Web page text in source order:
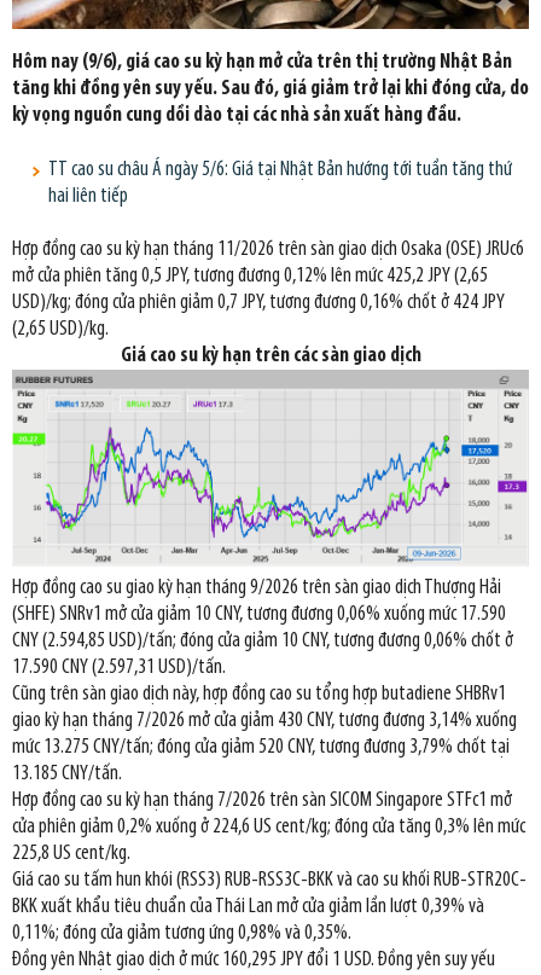
Hôm nay (9/6), giá cao su kỳ hạn mở cửa trên thị trường Nhật Bản
tăng khi đồng yên suy yếu. Sau đó, giá giảm trở lại khi đóng cửa, do
kỳ vọng nguồn cung dồi dào tại các nhà sản xuất hàng đầu.
TT cao su châu Á ngày 5/6: Giá tại Nhật Bản hướng tới tuần tăng thứ
hai liên tiếp
Hợp đồng cao su kỳ hạn tháng 11/2026 trên sàn giao dịch Osaka (OSE) JRUc6
mở cửa phiên tăng 0,5 JPY, tương đương 0,12% lên mức 425,2 JPY (2,65
USD)/kg; đóng cửa phiên giảm 0,7 JPY, tương đương 0,16% chốt ở 424 JPY
(2,65 USD)/kg.
Giá cao su kỳ hạn trên các sàn giao dịch
Hợp đồng cao su giao kỳ hạn tháng 9/2026 trên sàn giao dịch Thượng Hải
(SHFE) SNRv1 mở cửa giảm 10 CNY, tương đương 0,06% xuống mức 17.590
CNY (2.594,85 USD)/tấn; đóng cửa giảm 10 CNY, tương đương 0,06% chốt ở
17.590 CNY (2.597,31 USD)/tấn.
Cũng trên sàn giao dịch này, hợp đồng cao su tổng hợp butadiene SHBRv1
giao kỳ hạn tháng 7/2026 mở cửa giảm 430 CNY, tương đương 3,14% xuống
mức 13.275 CNY/tấn; đóng cửa giảm 520 CNY, tương đương 3,79% chốt tại
13.185 CNY/tấn.
Hợp đồng cao su kỳ hạn tháng 7/2026 trên sàn SICOM Singapore STFc1 mở
cửa phiên giảm 0,2% xuống ở 224,6 US cent/kg; đóng cửa tăng 0,3% lên mức
225,8 US cent/kg.
Giá cao su tấm hun khói (RSS3) RUB-RSS3C-BKK và cao su khối RUB-STR20C-
BKK xuất khẩu tiêu chuẩn của Thái Lan mở cửa giảm lần lượt 0,39% và
0,11%; đóng cửa giảm tương ứng 0,98% và 0,35%.
Đồng yên Nhật giao dịch ở mức 160,295 JPY đổi 1 USD. Đồng yên suy yếu